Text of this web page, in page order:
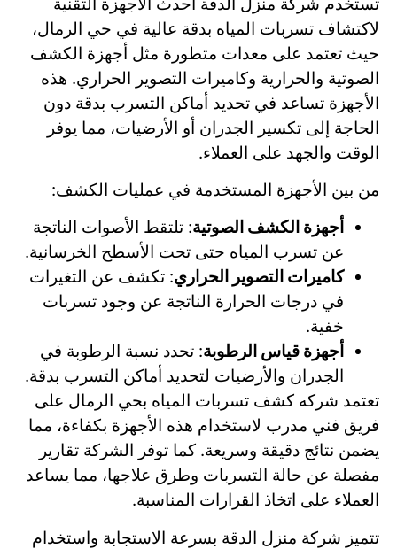
لاكتشاف تسربات المياه بدقة عالية في حي الرمال،
حيث تعتمد على معدات متطورة مثل أجهزة الكشف
الصوتية والحرارية وكاميرات التصوير الحراري. هذه
الأجهزة تساعد في تحديد أماكن التسرب بدقة دون
الحاجة إلى تكسير الجدران أو الأرضيات، مما يوفر
الوقت والجهد على العملاء.
من بين الأجهزة المستخدمة في عمليات الكشف:
أجهزة الكشف الصوتية: تلتقط الأصوات الناتجة
عن تسرب المياه حتى تحت الأسطح الخرسانية.
كاميرات التصوير الحراري: تكشف عن التغيرات
في درجات الحرارة الناتجة عن وجود تسربات
خفية.
أجهزة قياس الرطوبة: تحدد نسبة الرطوبة في
الجدران والأرضيات لتحديد أماكن التسرب بدقة.
تعتمد شركه كشف تسربات المياه بحي الرمال على
فريق فني مدرب لاستخدام هذه الأجهزة بكفاءة، مما
يضمن نتائج دقيقة وسريعة. كما توفر الشركة تقارير
مفصلة عن حالة التسربات وطرق علاجها، مما يساعد
العملاء على اتخاذ القرارات المناسبة.
تتميز شركة منزل الدقة بسرعة الاستجابة واستخدام